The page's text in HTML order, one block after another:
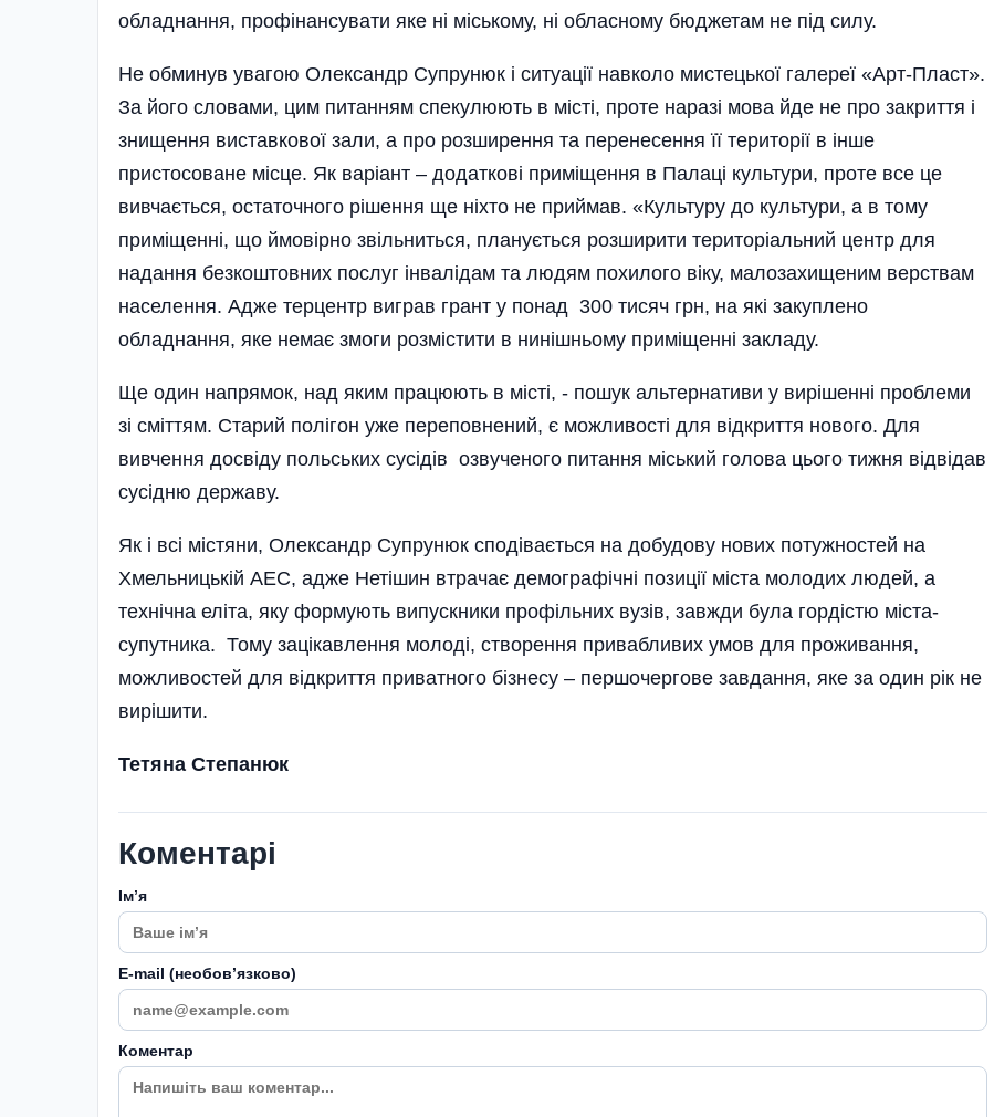
обладнання, профінансувати яке ні міському, ні обласному бюджетам не під силу.
Не обминув увагою Олександр Супрунюк і ситуації навколо мистецької галереї «Арт-Пласт».
За його словами, цим питанням спекулюють в місті, проте наразі мова йде не про закриття і
знищення виставкової зали, а про розширення та перенесення її території в інше
пристосоване місце. Як варіант – додаткові приміщення в Палаці культури, проте все це
вивчається, остаточного рішення ще ніхто не приймав. «Культуру до культури, а в тому
приміщенні, що ймовірно звільниться, планується розширити територіальний центр для
надання безкоштовних послуг інвалідам та людям похилого віку, малозахищеним верствам
населення. Адже терцентр виграв грант у понад 300 тисяч грн, на які закуплено
обладнання, яке немає змоги розмістити в нинішньому приміщенні закладу.
Ще один напрямок, над яким працюють в місті, - пошук альтернативи у вирішенні проблеми
зі сміттям. Старий полігон уже переповнений, є можливості для відкриття нового. Для
вивчення досвіду польських сусідів озвученого питання міський голова цього тижня відвідав
сусідню державу.
Як і всі містяни, Олександр Супрунюк споді­вається на добудову нових потужностей на
Хмельницькій АЕС, адже Нетішин втрачає демографічні позиції міста молодих людей, а
технічна еліта, яку формують випускники профільних вузів, завжди була гордістю міста-
супутника. Тому зацікавлення молоді, створення привабливих умов для проживання,
можливостей для відкриття приватного бізнесу – першочергове завдання, яке за один рік не
вирішити.
Тетяна Степанюк
Коментарі
Імʼя
E-mail (необовʼязково)
Коментар